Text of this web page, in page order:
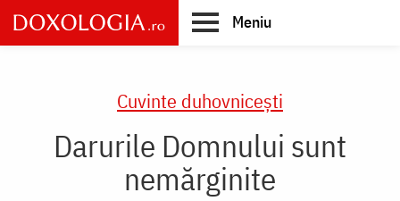
Skip
to
main
Meniu
Cuvinte duhovnicești
Darurile Domnului sunt
nemărginite